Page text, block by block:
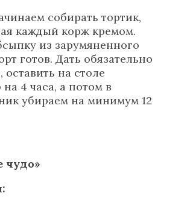
собирать тортик,
каждый корж кремом.
из зарумяненного
готов. Дать обязательно
оставить на столе
4 часа, а потом в
убираем на минимум 12
чудо»